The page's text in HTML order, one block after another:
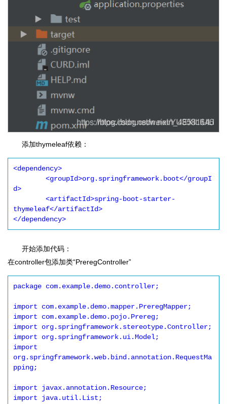
添加thymeleaf依赖：
<dependency>
d>
thymeleaf</artifactId>
</dependency>
开始添加代码：
在controller包添加类“PreregController”
package com.example.demo.controller;
import com.example.demo.mapper.PreregMapper;
import com.example.demo.pojo.Prereg;
import org.springframework.stereotype.Controller;
import org.springframework.ui.Model;
import
org.springframework.web.bind.annotation.RequestMa
pping;
import javax.annotation.Resource;
import java.util.List;